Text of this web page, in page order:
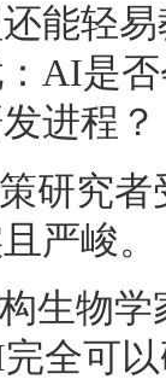
能轻
AI是
进程？
研究
严峻。
生物学
全可